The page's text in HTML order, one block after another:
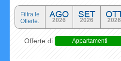
Filtra le
Offerte:
2026 2026 2026
Offerte di Appartamenti